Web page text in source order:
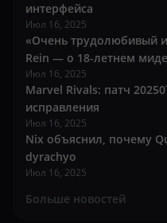
интерфейса
Июл 16, 2025
«Очень трудолюбивый
Rein — о 18-летнем
Июл 16, 2025
Marvel Rivals: патч
исправления
Июл 16, 2025
Nix объяснил, почему
dyrachyo
Июл 16, 2025
Больше новостей